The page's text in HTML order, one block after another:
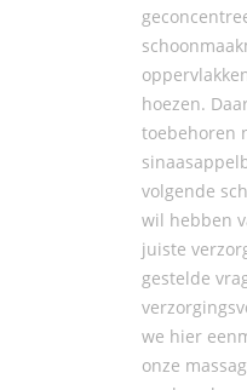
hoezen.
toebehoren
volgende
wil hebben
juiste
gestelde
we hier
onze